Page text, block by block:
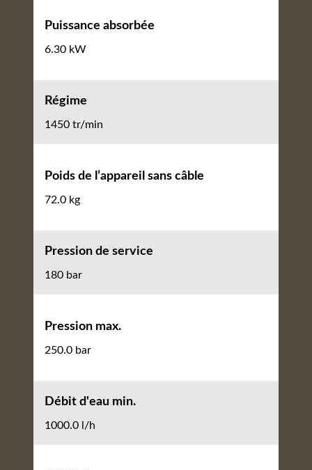
Puissance absorbée
6.30 kW
Régime
1450 tr/min
Poids de l’appareil sans câble
72.0 kg
Pression de service
180 bar
Pression max.
250.0 bar
Débit d'eau min.
1000.0 l/h